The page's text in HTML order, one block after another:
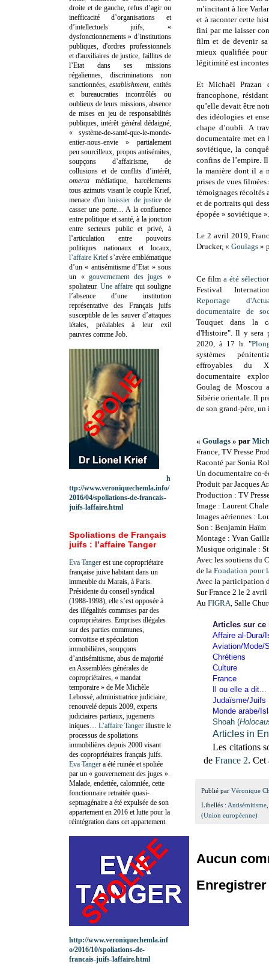
m’incitant à lire
et à raconter cette
fini par me laisser
film et de devenir
mieux qualifiée
légitimité est
Et Michaël Prazan
francophone,
qu’elle devait être
des idéologies et
chape d’oubli. A
documentaire met
soviétique, la
confins de l’empire.
la manière dont il a
prises de vues filmées
témoignages récoltés
et de portraits qui
épopée » soviétique
Le 2 avril 2019,
Drucker, « Goulags »
Ce film a été
Festival
Reportage
documentaire de
Touquet dans la
d'Histoire". Il y sera
2020, à 17 h. "
systèmes
effroyables du
documentaire
Goulag de Moscou
Sibérie orientale. Il
de son grand-père,
« Goulags » par
France, TV Presse
Raconté par Sonia
Un documentaire co-
Produit par Jacques
Production : TV
Image : Laurent
Images aériennes :
Son : Benjamin Haïm
Montage : Yvan
Musique originale :
Avec les soutiens du
de la Fondation pour
Avec la participation
Sur France 2 le 2
Au FIGRA, Salle
Articles sur ce
Affaire al-Dura/
Aviation/Mode/
Chrétiens
Culture
France
Il ou elle a dit...
Judaïsme/Juifs
Monde arabe/
Shoah (
Articles in
Les citations
deFrance 2. Cet
Publié par Véronique
Libellés : Antisémitisme
(Union européenne)
Aucun
droite et de gauche, refus d’agir ou
inefficacité d’organisations et
d’intellectuels juifs, «
dysfonctionnements » d’institutions
publiques, d'ordres professionnels
et d'auxiliaires de justice, faillites de
l’Etat dans ses missions
régaliennes, discriminations non
sanctionnées,establishment, entités
et bureaucraties incontrôlés ou
oublieux de leurs missions, absence
de mises en jeu de responsabilités
publiques, intérêt général dédaigné,
« système-de-santé-que-le-monde-
entier-nous-envie » partialement
peu sourcilleux, propos antisémites,
soupçons d’affairisme, de
collusions et de conflits d’intérêt,
omertamédiatique, harcèlements
tous azimuts visant le couple Krief,
menace d'unhuissier de justicede
casser une porte… A la confluence
entre politique et santé, à la jonction
entre secteurs public et privé, à
l’articulation entre pouvoirs
politiques nationaux et locaux,
l’affaire Krief s’avère emblématique
d’un « antisémitisme d’Etat » sous
un «gouvernement des juges »
spoliateur.Une affaire qui souligne
l’absence d’une institution
représentative des Français juifs
susceptible de les sauver d’attaques
létales, préalables à leur exil
pauvres comme Job.
h
ttp://www.veroniquechemla.info/
2016/04/spoliations-de-francais-
juifs-laffaire.html
Spoliations de Français
juifs : l’affaire Tanger
Eva Tanger est une copropriétaire
française juive habitant dans un
immeuble du Marais, à Paris.
Présidente du conseil syndical
(1988-1998), elle s’est opposée à
des illégalités commises par des
copropriétaires. Emprises illégales
sur des parties communes,
convoitise et spéculation
immobilières, soupçons
d’antisémitisme, abus de majorité
en Assemblées générales de
copropriétaires, « mandat
temporaire » de Me Michèle
Lebossé, administratrice judiciaire,
renouvelé depuis 2009, experts
judiciaires partiaux, jugements
iniques… L’affaire Tanger illustre le
processus de spoliations
immobilières depuis 2000 visant
des copropriétaires français juifs.
Eva Tanger a été ruinée et spoliée
par un « gouvernement des juges ».
Malade, endettée, calomniée, cette
fonctionnaire retraitée quasi-
septuagénaire a été expulsée de son
appartement en 2016 et lutte pour la
réintégration dans cet appartement.
http://www.veroniquechemla.inf
o/2016/10/spoliations-de-
francais-juifs-laffaire.html